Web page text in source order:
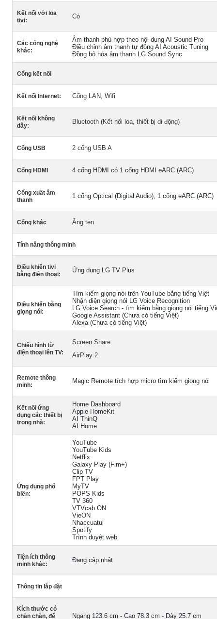
Kết nối với loa
tivi:
Có
Các công nghệ
khác:
Âm thanh phù hợp theo nội dung AI Sound Pro
Điều chỉnh âm thanh tự động AI Acoustic Tuning
Đồng bộ hóa âm thanh LG Sound Sync
Cổng kết nối
Kết nối Internet: Cổng LAN, Wifi
Kết nối không
dây:
Bluetooth (Kết nối loa, thiết bị di động)
Cổng USB 2 cổng USB A
Cổng HDMI 4 cổng HDMI có 1 cổng HDMI eARC (ARC)
Cổng xuất âm
thanh
1 cổng Optical (Digital Audio), 1 cổng eARC (ARC)
Cổng khác Ăng ten
Tính năng thông minh
Điều khiển tivi
bằng điện thoại:
Ứng dụng LG TV Plus
Điều khiển bằng
giọng nói:
Tìm kiếm giọng nói trên YouTube bằng tiếng Việt
Nhận diện giọng nói LG Voice Recognition
LG Voice Search - tìm kiếm bằng giọng nói tiếng
Google Assistant (Chưa có tiếng Việt)
Alexa (Chưa có tiếng Việt)
Chiếu hình từ
điện thoại lên TV:
Screen Share
AirPlay 2
Remote thông
minh:
Magic Remote tích hợp micro tìm kiếm giọng nói
Kết nối ứng
dụng các thiết bị
trong nhà:
Home Dashboard
Apple HomeKit
AI ThinQ
AI Home
Ứng dụng phổ
biến:
YouTube
YouTube Kids
Netflix
Galaxy Play (Fim+)
Clip TV
FPT Play
MyTV
POPS Kids
TV 360
VTVcab ON
VieON
Nhaccuatui
Spotify
Trình duyệt web
Tiện ích thông
minh khác:
Đang cập nhật
Thông tin lắp đặt
Kích thước có
chân chân, để
Ngang 123.6 cm - Cao 78.3 cm - Dày 25.7 cm